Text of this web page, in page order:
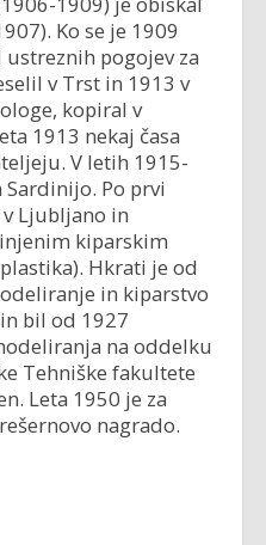
Ko se je 1909
pogojev za
v Trst in 1913 v
kopiral v
1913 nekaj časa
V letih 1915-
Po prvi
Ljubljano in
kiparskim
Hkrati je od
in kiparstvo
bil od 1927
na oddelku
Tehniške fakultete
Leta 1950 je za
nagrado.